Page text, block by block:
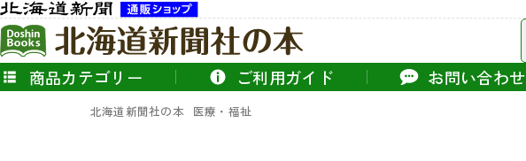
商品カテゴリー ご利用ガイド お問い合わせ
北海道新聞社の本 医療・福祉